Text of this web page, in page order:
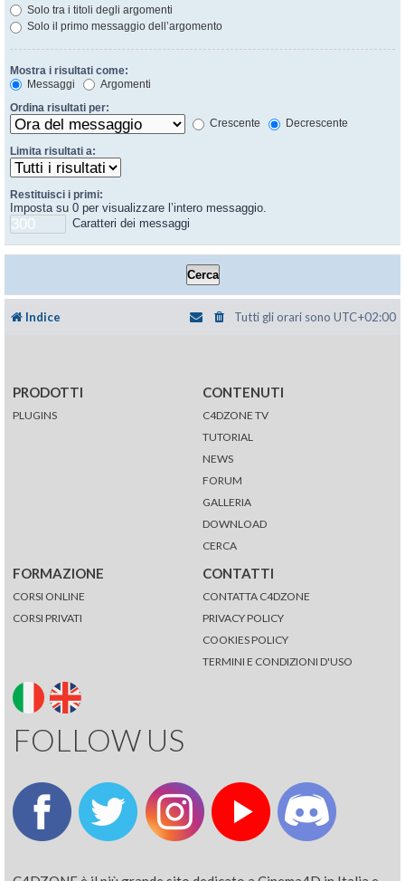
Solo tra i titoli degli argomenti
Solo il primo messaggio dell’argomento
Mostra i risultati come:
Messaggi
Argomenti
Ordina risultati per:
Crescente
Decrescente
Limita risultati a:
Restituisci i primi:
Imposta su 0 per visualizzare l’intero messaggio.
Caratteri dei messaggi
Indice Tutti gli orari sono UTC+02:00
PRODOTTI
PLUGINS
CONTENUTI
C4DZONE TV
TUTORIAL
NEWS
FORUM
GALLERIA
DOWNLOAD
CERCA
FORMAZIONE
CORSI ONLINE
CORSI PRIVATI
CONTATTI
CONTATTA C4DZONE
PRIVACY POLICY
COOKIES POLICY
TERMINI E CONDIZIONI D'USO
FOLLOW US